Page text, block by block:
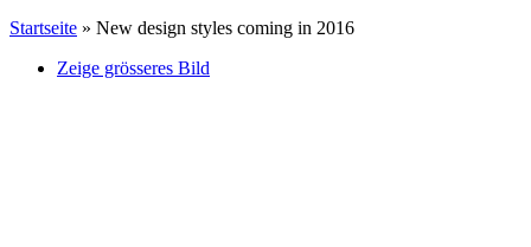
Startseite » New design styles coming in 2016
Zeige grösseres Bild